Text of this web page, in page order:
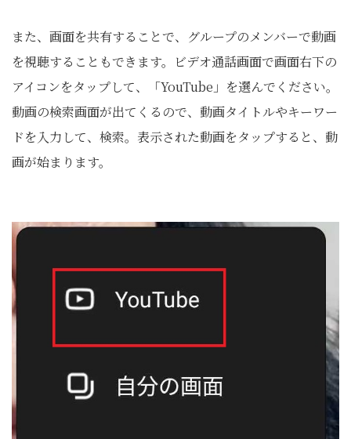
また、画面を共有することで、グループのメンバーで動画
を視聴することもできます。ビデオ通話画面で画面右下の
アイコンをタップして、「YouTube」を選んでください。
動画の検索画面が出てくるので、動画タイトルやキーワー
ドを入力して、検索。表示された動画をタップすると、動
画が始まります。